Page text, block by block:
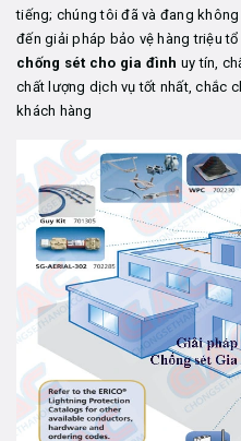
tiếng; chúng tôi đã và đang
đến giải pháp bảo vệ hàng triệu
chống sét cho gia đình uy tín,
chất lượng dịch vụ tốt nhất, chắc
khách hàng